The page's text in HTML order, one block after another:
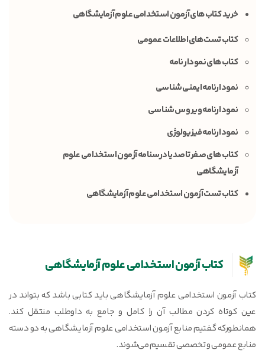
خرید کتاب های آزمون استخدامی علوم آزمایشگاهی
کتاب تست های اطلاعات عمومی
کتاب های نمودار نامه
نمودارنامه ایمنی شناسی
نمودارنامه ویروس شناسی
نمودارنامه فیزیولوژی
کتاب های صفر تا صد یا درسنامه آزمون استخدامی علوم
آزمایشگاهی
کتاب تست آزمون استخدامی علوم آزمایشگاهی
کتاب آزمون استخدامی علوم آزمایشگاهی
کتاب آزمون استخدامی علوم آزمایشگاهی باید کتابی باشد که بتواند در
عین کوتاه کردن مطالب آن را کامل و جامع به داوطلب منتقل کند.
همانطورکه گفتیم منابع آزمون استخدامی علوم آزمایشگاهی به دو دسته
منابع عمومی و تخصصی تقسیم می‌شوند.